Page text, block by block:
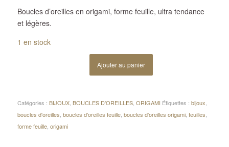
Boucles d’oreilles en origami, forme feuille, ultra tendance
et légères.
1 en stock
Ajouter au panier
Catégories : BIJOUX, BOUCLES D'OREILLES, ORIGAMI Étiquettes : bijoux
boucles d'oreilles boucles d'oreilles feuille, boucles d'oreilles origami, feuilles
forme feuille, origami